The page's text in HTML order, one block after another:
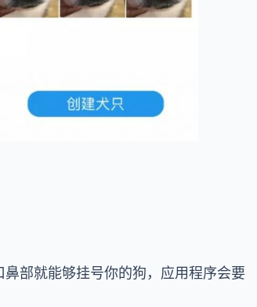
部就能够挂号你的狗，应用程序会要